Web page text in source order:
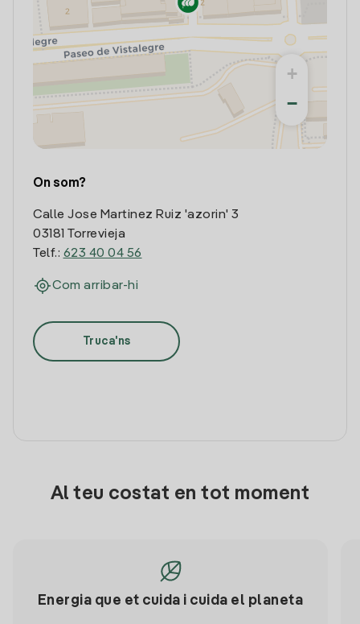
+
−
On som?
Calle Jose Martinez Ruiz 'azorin' 3
03181 Torrevieja
Telf.: 623 40 04 56
Com arribar-hi
Truca'ns
Al teu costat en tot moment
Energia que et cuida i cuida el planeta